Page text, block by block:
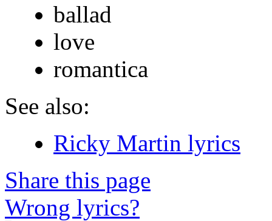
ballad
love
romantica
See also:
Ricky Martin lyrics
Share this page
Wrong lyrics?